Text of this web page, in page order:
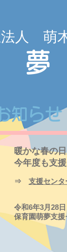
法人 萌
夢
知らせ
暖かな春の
今年度も支
​​⇒ 支援センタ
令和6年3月28日
保育園萌夢支援